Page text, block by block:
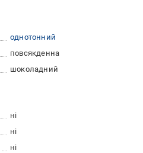
однотонний
повсякденна
шоколадний
ні
ні
ні